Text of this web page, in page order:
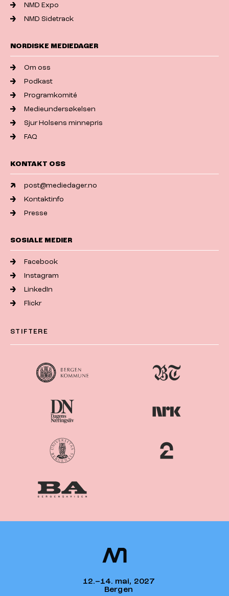
NMD Expo
NMD Sidetrack
NORDISKE MEDIEDAGER
Om oss
Podkast
Programkomité
Medieundersøkelsen
Sjur Holsens minnepris
FAQ
KONTAKT OSS
post@mediedager.no
Kontaktinfo
Presse
SOSIALE MEDIER
Facebook
Instagram
LinkedIn
Flickr
STIFTERE
12.–14. mai, 2027
Bergen